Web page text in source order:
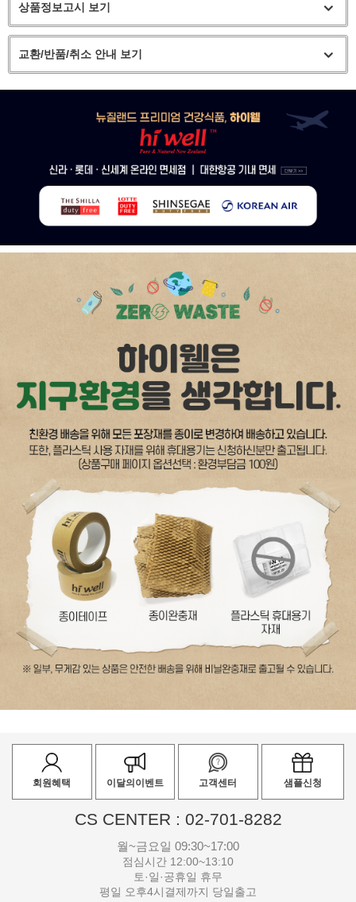
상품정보고시 보기
교환/반품/취소 안내 보기
회원혜택 이달의이벤트 고객센터 샘플신청
CS CENTER : 02-701-8282
월~금요일 09:30~17:00
점심시간 12:00~13:10
토·일·공휴일 휴무
평일 오후4시결제까지 당일출고